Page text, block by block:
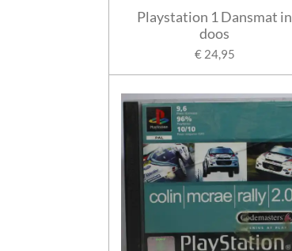
Playstation 1 Dansmat in
doos
€ 24,95